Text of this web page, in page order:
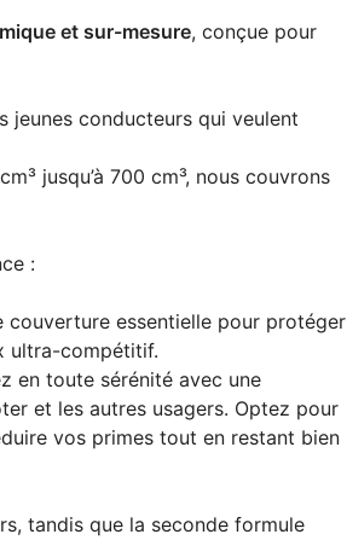
et sur-mesure, conçue pour
jeunes conducteurs qui veulent
jusqu’à 700 cm³, nous couvrons
:
couverture essentielle pour protéger
ultra-compétitif.
en toute sérénité avec une
et les autres usagers. Optez pour
vos primes tout en restant bien
tandis que la seconde formule